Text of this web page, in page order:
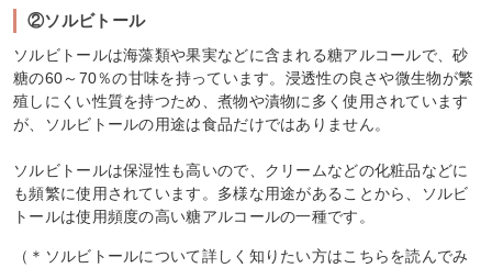
②ソルビトール
ソルビトールは海藻類や果実などに含まれる糖アルコールで、砂
糖の60～70％の甘味を持っています。浸透性の良さや微生物が繁
殖しにくい性質を持つため、煮物や漬物に多く使用されています
が、ソルビトールの用途は食品だけではありません。
ソルビトールは保湿性も高いので、クリームなどの化粧品などに
も頻繁に使用されています。多様な用途があることから、ソルビ
トールは使用頻度の高い糖アルコールの一種です。
（＊ソルビトールについて詳しく知りたい方はこちらを読んでみ